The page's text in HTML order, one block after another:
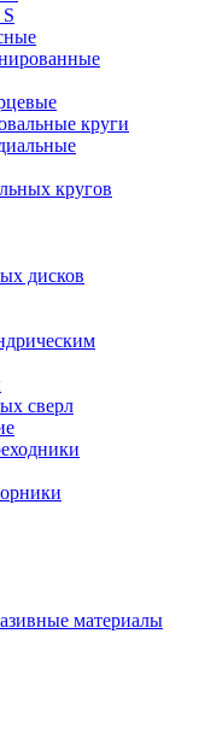
круги
кругов
дисков
сверл
материалы